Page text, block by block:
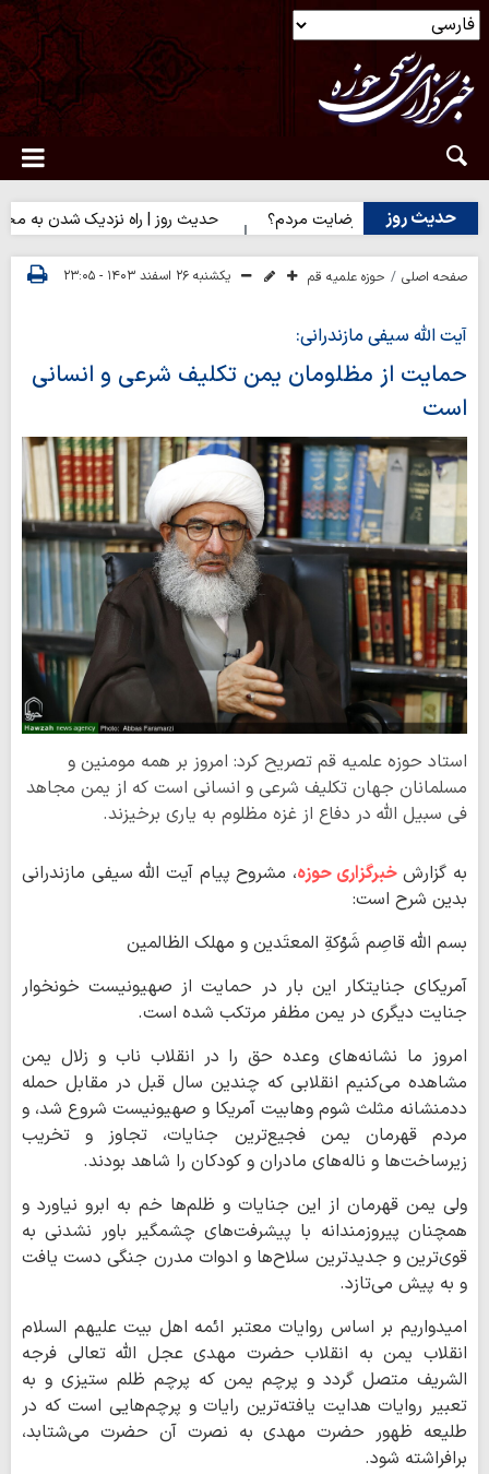
حدیث روز
خدا یا رضایت مردم؟ حدیث روز | راه نزدیک شدن به محبت
صفحه اصلی حوزه علمیه قم یکشنبه ۲۶ اسفند ۱۴۰۳ - ۲۳:۰۵
آیت الله سیفی مازندرانی:
حمایت از مظلومان یمن تکلیف شرعی و انسانی
است
استاد حوزه علمیه قم تصریح کرد: امروز بر همه مومنین و
مسلمانان جهان تکلیف شرعی و انسانی است که از یمن مجاهد
فی سبیل الله در دفاع از غزه مظلوم به یاری برخیزند.
‌به گزارشخبرگزاری حوزه، مشروح پیام آیت الله سیفی مازندرانی
بدین شرح است:
بسم الله قاصِم شَوْکةِ المعتَدین و مهلک الظالمین
آمریکای جنایتکار این بار در حمایت از صهیونیست خونخوار
جنایت دیگری در یمن مظفر مرتکب شده است.
امروز ما نشانه‌های وعده حق را در انقلاب ناب و زلال یمن
مشاهده می‌کنیم انقلابی که چندین سال قبل در مقابل حمله
ددمنشانه مثلث شوم وهابیت آمریکا و صهیونیست شروع شد، و
مردم قهرمان یمن فجیع‌ترین جنایات، تجاوز و تخریب
زیرساخت‌ها و ناله‌های مادران و کودکان را شاهد بودند.
ولی یمن قهرمان از این جنایات و ظلم‌ها خم به ابرو نیاورد و
همچنان پیروزمندانه با پیشرفت‌های چشمگیر باور نشدنی به
قوی‌ترین و جدیدترین سلاح‌ها و ادوات مدرن جنگی دست یافت
و به پیش می‌تازد.
امیدواریم بر اساس روایات معتبر ائمه اهل بیت علیهم السلام
انقلاب یمن به انقلاب حضرت مهدی عجل الله تعالی فرجه
الشریف متصل گردد و پرچم یمن که پرچم ظلم ستیزی و به
تعبیر روایات هدایت یافته‌ترین رایات و پرچم‌هایی است که در
طلیعه ظهور حضرت مهدی به نصرت آن حضرت می‌شتابد،
برافراشته شود.